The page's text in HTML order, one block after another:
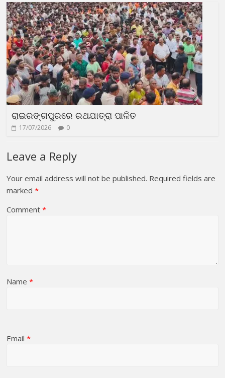
ରାଇରଙ୍ଗପୁରରେ ରଥଯାତ୍ରା ପାଳିତ
17/07/2026 0
Leave a Reply
Your email address will not be published. Required fields are
marked*
Comment*
Name*
Email*